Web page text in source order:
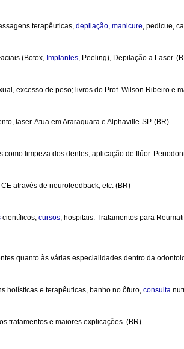
terapêuticas, depilação, manicure, pedicue,
(Botox, Implantes, Peeling), Depilação a Laser.
excesso de peso; livros do Prof. Wilson Ribeiro e
laser. Atua em Araraquara e Alphaville-SP. (BR)
limpeza dos dentes, aplicação de flúor.
através de neurofeedback, etc. (BR)
científicos, cursos, hospitais. Tratamentos para
quanto às várias especialidades dentro da
holísticas e terapêuticas, banho no ôfuro, consulta
tratamentos e maiores explicações. (BR)